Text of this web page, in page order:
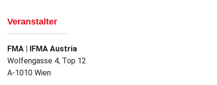
Veranstalter
FMA | IFMA Austria
Wolfengasse 4, Top 12
A-1010 Wien